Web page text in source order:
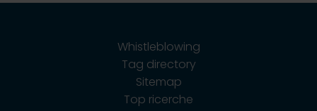
Whistleblowing
Tag directory
Sitemap
Top ricerche